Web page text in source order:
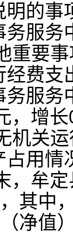
明的事
务服务
重要
经费支
务服务
，增
机关
占用情
，牟
其中
净值